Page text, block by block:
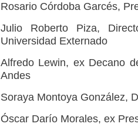
Rosario Córdoba Garcés,
Julio Roberto Piza,
Universidad Externado
Alfredo Lewin, ex Decano
Andes
Soraya Montoya González,
Óscar Darío Morales, ex